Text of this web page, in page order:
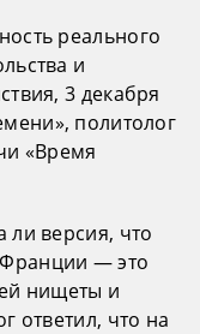
реального
и
3 декабря
политолог
«Время
версия, что
Франции — это
нищеты и
ответил, что на